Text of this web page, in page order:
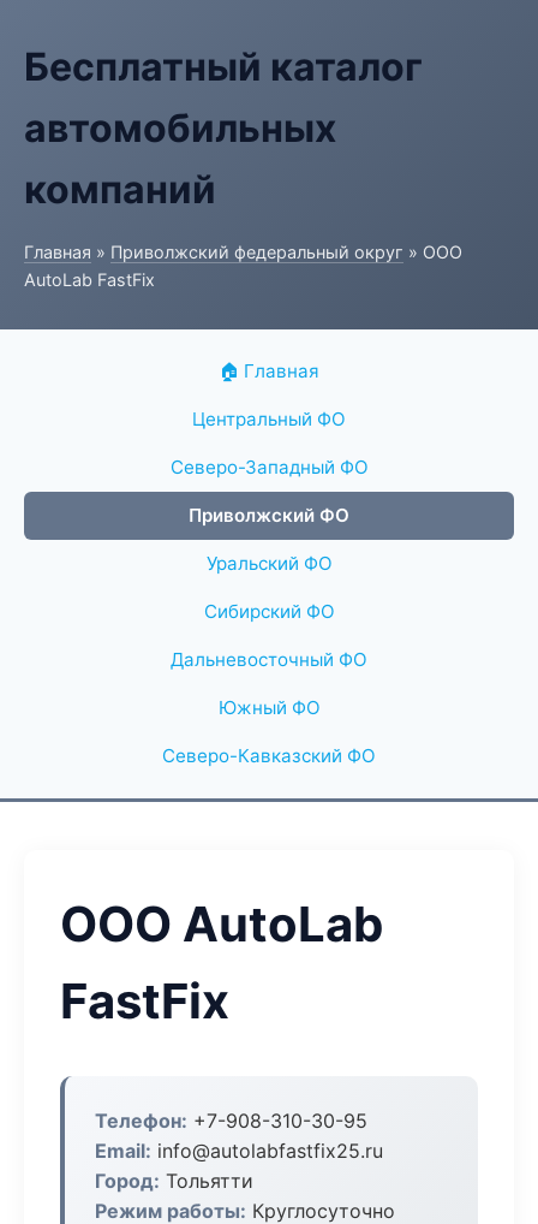
Бесплатный каталог
автомобильных
компаний
Главная » Приволжский федеральный округ » ООО
AutoLab FastFix
🏠 Главная
Центральный ФО
Северо-Западный ФО
Приволжский ФО
Уральский ФО
Сибирский ФО
Дальневосточный ФО
Южный ФО
Северо-Кавказский ФО
ООО AutoLab
FastFix
Телефон: +7-908-310-30-95
Email: info@autolabfastfix25.ru
Город: Тольятти
Режим работы: Круглосуточно